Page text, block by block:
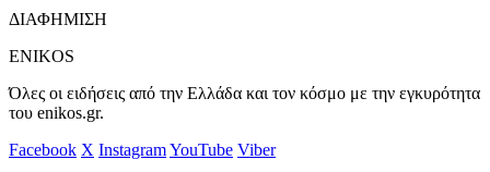
ΔΙΑΦΗΜΙΣΗ
ENIKOS
Όλες οι ειδήσεις από την Ελλάδα και τον κόσμο με την εγκυρότητα
του enikos.gr.
Facebook X InstagramYouTube Viber